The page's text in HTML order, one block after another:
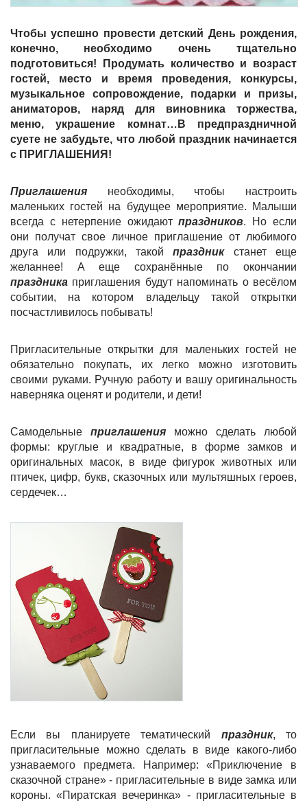
Чтобы успешно провести детский День рождения,
конечно, необходимо очень тщательно
подготовиться! Продумать количество и возраст
гостей, место и время проведения, конкурсы,
музыкальное сопровождение, подарки и призы,
аниматоров, наряд для виновника торжества,
меню, украшение комнат…В предпраздничной
суете не забудьте, что любой праздник начинается
с ПРИГЛАШЕНИЯ!
Приглашения необходимы, чтобы настроить
маленьких гостей на будущее мероприятие. Малыши
всегда с нетерпение ожидаютпраздников. Но если
они получат свое личное приглашение от любимого
друга или подружки, такойпраздник станет еще
желаннее! А еще сохранённые по окончании
праздника приглашения будут напоминать о весёлом
событии, на котором владельцу такой открытки
посчастливилось побывать!
Пригласительные открытки для маленьких гостей не
обязательно покупать, их легко можно изготовить
своими руками. Ручную работу и вашу оригинальность
наверняка оценят и родители, и дети!
Самодельные приглашения можно сделать любой
формы: круглые и квадратные, в форме замков и
оригинальных масок, в виде фигурок животных или
птичек, цифр, букв, сказочных или мультяшных героев,
сердечек…
Если вы планируете тематический праздник, то
пригласительные можно сделать в виде какого-либо
узнаваемого предмета. Например: «Приключение в
сказочной стране» - пригласительные в виде замка или
короны. «Пиратская вечеринка» - пригласительные в